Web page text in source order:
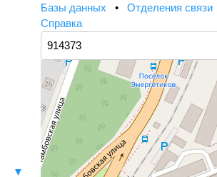
▼
Базы данных • Отделения связи
Справка